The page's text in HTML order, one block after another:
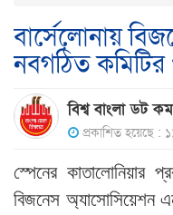
বার্সেলোনায়
নবগঠিত কমিটির
বিশ্ব বাংলা ডট কম
প্রকাশিত হয়েছে :
স্পেনের কাতালোনিয়ার
বিজনেস অ্যাসোসিয়েশন